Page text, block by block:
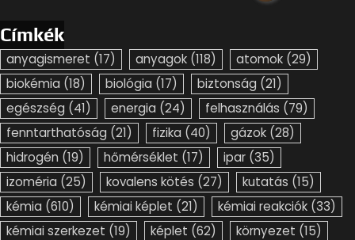
Címkék
anyagismeret (17) anyagok (118) atomok (29)
biokémia (18) biológia (17) biztonság (21)
egészség (41) energia (24) felhasználás (79)
fenntarthatóság (21) fizika (40) gázok (28)
hidrogén (19) hőmérséklet (17) ipar (35)
izoméria (25) kovalens kötés (27) kutatás (15)
kémia (610) kémiai képlet (21) kémiai reakciók (33)
kémiai szerkezet (19) képlet (62) környezet (15)